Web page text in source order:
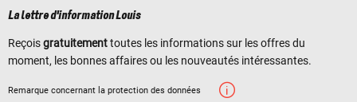
La lettre d'information Louis
Reçoisgratuitementtoutes les informations sur les offres du
moment, les bonnes affaires ou les nouveautés intéressantes.
Remarque concernant la protection des données